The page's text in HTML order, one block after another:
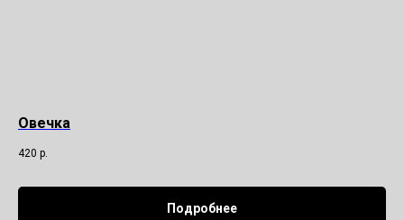
Овечка
420 р.
Подробнее